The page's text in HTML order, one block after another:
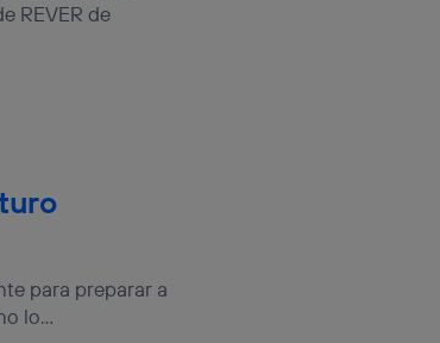
REVER de
para preparar a
lo...